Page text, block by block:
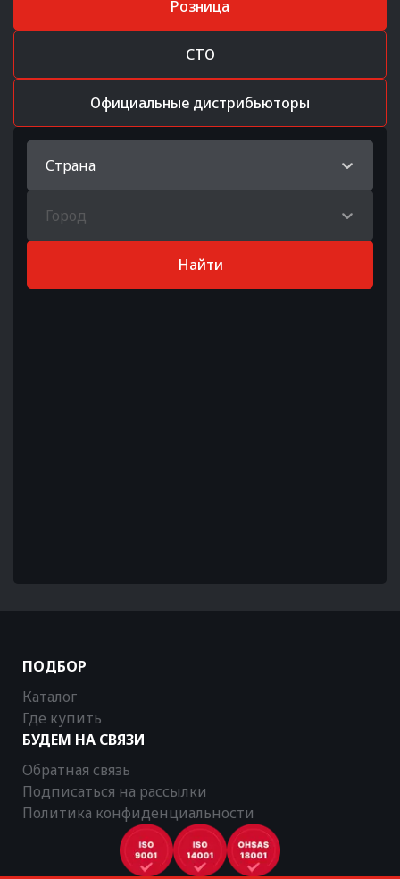
Розница
СТО
Официальные дистрибьюторы
Страна
Город
Найти
ПОДБОР
Каталог
Где купить
БУДЕМ НА СВЯЗИ
Обратная связь
Подписаться на рассылки
Политика конфиденциальности